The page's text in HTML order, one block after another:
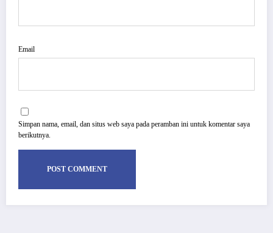
Email
Simpan nama, email, dan situs web saya pada peramban ini untuk komentar saya
berikutnya.